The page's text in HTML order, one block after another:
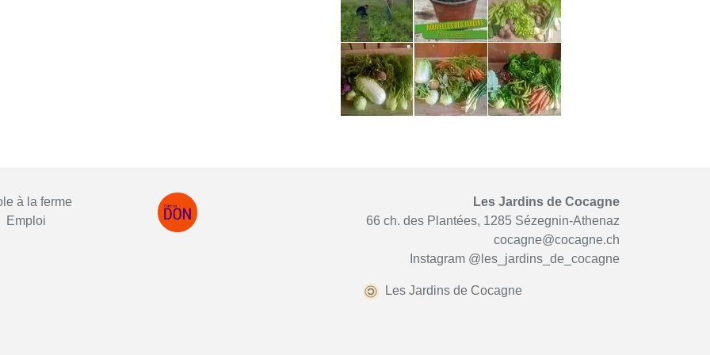
à la ferme
Emploi
Les Jardins de Cocagne
66 ch. des Plantées, 1285 Sézegnin-Athenaz
cocagne@cocagne.ch
Instagram @les_jardins_de_cocagne
Les Jardins de Cocagne